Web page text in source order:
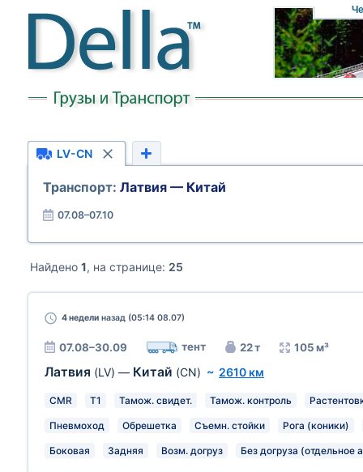
LV-CN
Транспорт: Латвия — Китай
07.08–07.10
Найдено 1, на странице: 25
4 недели назад (05:14 08.07)
07.08–30.09 тент 22 т 105 м³
Латвия (LV) — Китай (CN) ~ 2610 км
CMR T1 Тамож. свидет. Тамож. контроль
Пневмоход Обрешетка Съемн. стойки Рога (коники)
Боковая Задняя Возм. догруз Без догруза (отдельное